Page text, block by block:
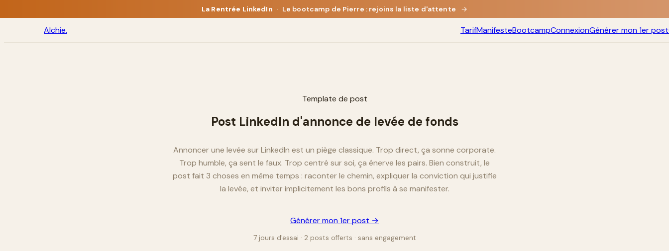
La Rentrée LinkedIn · Le bootcamp de Pierre : rejoins la liste d'attente →
Alchie. TarifManifesteBootcampConnexionGénérer mon 1er post
Template de post
Post LinkedIn d'annonce de levée de fonds
Annoncer une levée sur LinkedIn est un piège classique. Trop direct, ça sonne corporate.
Trop humble, ça sent le faux. Trop centré sur soi, ça énerve les pairs. Bien construit, le
post fait 3 choses en même temps : raconter le chemin, expliquer la conviction qui justifie
la levée, et inviter implicitement les bons profils à se manifester.
Générer mon 1er post →
7 jours d'essai · 2 posts offerts · sans engagement